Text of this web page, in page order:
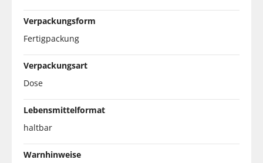
Verpackungsform
Fertigpackung
Verpackungsart
Dose
Lebensmittelformat
haltbar
Warnhinweise